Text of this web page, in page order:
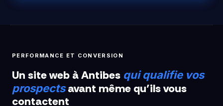
PERFORMANCE ET CONVERSION
Un site web à Antibes qui qualifie vos
prospectsavant même qu’ils vous
contactent